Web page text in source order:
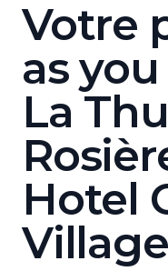
Votre
as
La
Hotel